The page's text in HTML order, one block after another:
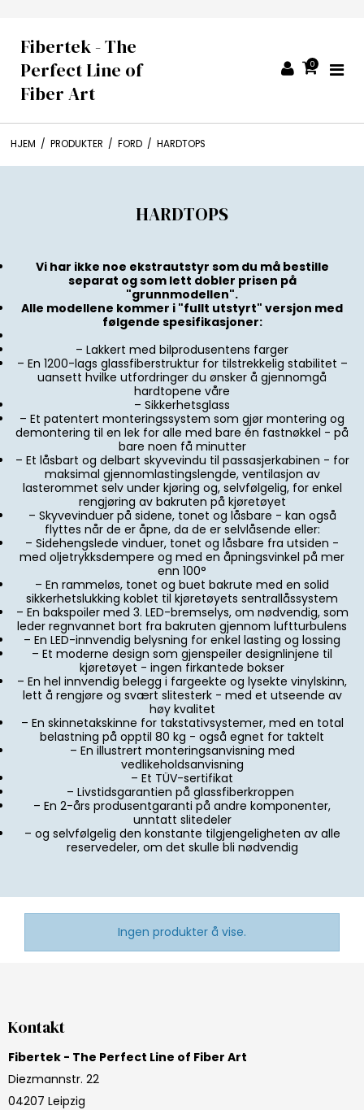
Fibertek - The
Perfect Line of
Fiber Art
0
HJEM / PRODUKTER / FORD / HARDTOPS
HARDTOPS
Vi har ikke noe ekstrautstyr som du må bestille
separat og som lett dobler prisen på
"grunnmodellen".
Alle modellene kommer i "fullt utstyrt" versjon med
følgende spesifikasjoner:
– Lakkert med bilprodusentens farger
– En 1200-lags glassfiberstruktur for tilstrekkelig stabilitet –
uansett hvilke utfordringer du ønsker å gjennomgå
hardtopene våre
– Sikkerhetsglass
– Et patentert monteringssystem som gjør montering og
demontering til en lek for alle med bare én fastnøkkel - på
bare noen få minutter
– Et låsbart og delbart skyvevindu til passasjerkabinen - for
maksimal gjennomlastingslengde, ventilasjon av
lasterommet selv under kjøring og, selvfølgelig, for enkel
rengjøring av bakruten på kjøretøyet
– Skyvevinduer på sidene, tonet og låsbare - kan også
flyttes når de er åpne, da de er selvlåsende eller:
– Sidehengslede vinduer, tonet og låsbare fra utsiden -
med oljetrykksdempere og med en åpningsvinkel på mer
enn 100°
– En rammeløs, tonet og buet bakrute med en solid
sikkerhetslukking koblet til kjøretøyets sentrallåssystem
– En bakspoiler med 3. LED-bremselys, om nødvendig, som
leder regnvannet bort fra bakruten gjennom luftturbulens
– En LED-innvendig belysning for enkel lasting og lossing
– Et moderne design som gjenspeiler designlinjene til
kjøretøyet - ingen firkantede bokser
– En hel innvendig belegg i fargeekte og lysekte vinylskinn,
lett å rengjøre og svært slitesterk - med et utseende av
høy kvalitet
– En skinnetakskinne for takstativsystemer, med en total
belastning på opptil 80 kg - også egnet for taktelt
– En illustrert monteringsanvisning med
vedlikeholdsanvisning
– Et TÜV-sertifikat
– Livstidsgarantien på glassfiberkroppen
– En 2-års produsentgaranti på andre komponenter,
unntatt slitedeler
– og selvfølgelig den konstante tilgjengeligheten av alle
reservedeler, om det skulle bli nødvendig
Ingen produkter å vise.
Kontakt
Fibertek - The Perfect Line of Fiber Art
Diezmannstr. 22
04207 Leipzig